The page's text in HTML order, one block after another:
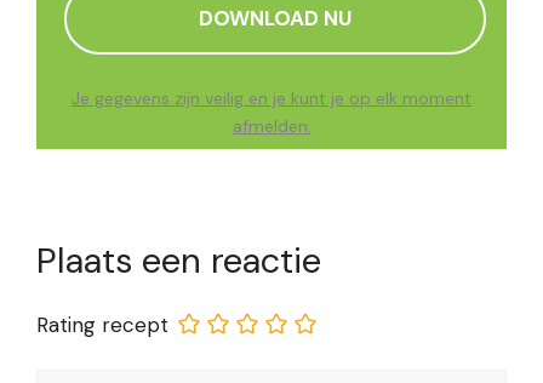
Je gegevens zijn veilig en je kunt je op elk moment
afmelden.
Plaats een reactie
Rating recept